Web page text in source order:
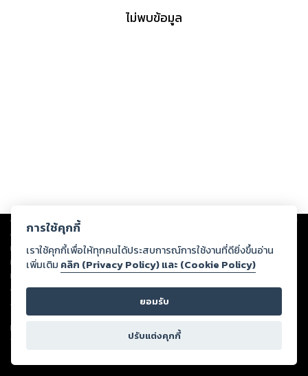
ไม่พบข้อมูล
Copyright © 2026
ต่อผลงานหรือเนื้อหาใดที่อัปโหลดผ่านเว็บไซต์และปรากฏว่าละเมิดสิทธิใน
ทรัพย์สินทางปัญญาของบุคคลอื่นหรือขัดต่อกฎหมายและศีลธรรม ดังนั้น ผู้อ่าน
ทุกท่านโปรดใช้วิจารณญาณในการกลั่นกรองด้วยตนเอง และหากท่านพบว่าส่วน
หนึ่งส่วนใดขัดต่อกฎหมายและศีลธรรม กรุณาแจ้งมายังบริษัท เพื่อทีมงานจะได้
ดำเนินการในทันที ทั้งนี้ ทางสตอรี่ล็อกขอสงวนลิขสิทธิ์ตามพระราชบัญญัติ
ลิขสิทธิ์ พ.ศ. 2537 (ฉบับล่าสุด)
For support: member@ookbee.com
Version
การใช้คุกกี้
เราใช้คุกกี้เพื่อให้ทุกคนได้ประสบการณ์การใช้งานที่ดียิ่งขึ้นอ่าน
เพิ่มเติม คลิก (Privacy Policy) และ (Cookie Policy)
ยอมรับ
ปรับแต่งคุกกี้